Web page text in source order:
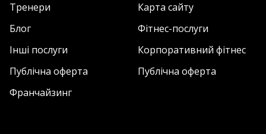
Тренери
Карта сайту
Блог
Фітнес-послуги
Інші послуги
Корпоративний фітнес
Публічна оферта
Публічна оферта
Франчайзинг